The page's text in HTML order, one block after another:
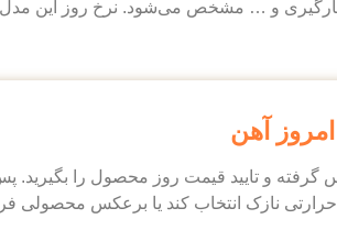
و … مشخص می‌شود. نرخ روز این مدل
آهن
و تایید قیمت روز محصول را
نازک انتخاب کند یا برعکس محصولی